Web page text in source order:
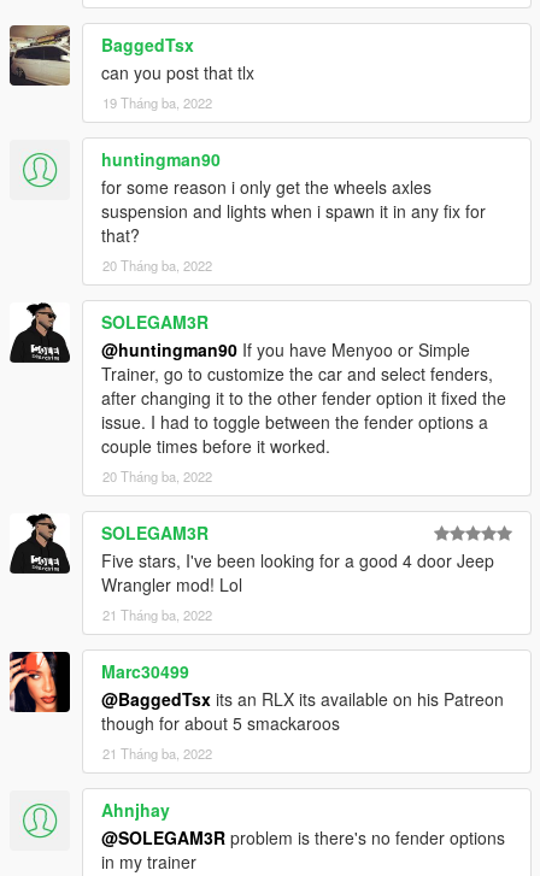
BaggedTsx
can you post that tlx
19 Tháng ba, 2022
huntingman90
for some reason i only get the wheels axles
suspension and lights when i spawn it in any fix for
that?
20 Tháng ba, 2022
SOLEGAM3R
@huntingman90 If you have Menyoo or Simple
Trainer, go to customize the car and select fenders,
after changing it to the other fender option it fixed the
issue. I had to toggle between the fender options a
couple times before it worked.
20 Tháng ba, 2022
SOLEGAM3R
Five stars, I've been looking for a good 4 door Jeep
Wrangler mod! Lol
21 Tháng ba, 2022
Marc30499
@BaggedTsx its an RLX its available on his Patreon
though for about 5 smackaroos
21 Tháng ba, 2022
Ahnjhay
@SOLEGAM3R problem is there's no fender options
in my trainer